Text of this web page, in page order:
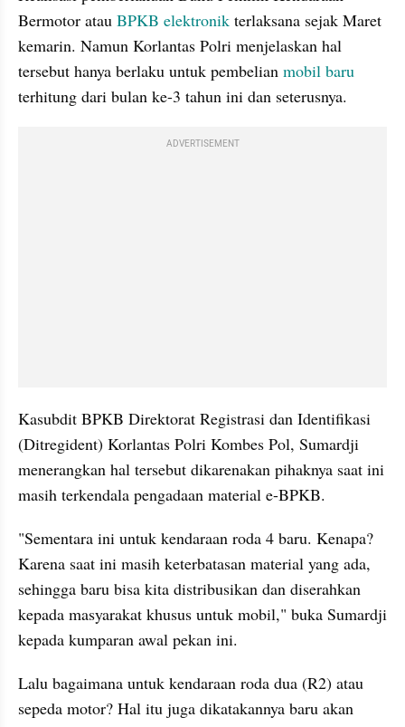
Bermotor atau BPKB elektronik terlaksana sejak Maret
kemarin. Namun Korlantas Polri menjelaskan hal
tersebut hanya berlaku untuk pembelian
terhitung dari bulan ke-3 tahun ini dan seterusnya.
ADVERTISEMENT
Kasubdit BPKB Direktorat Registrasi dan Identifikasi
(Ditregident) Korlantas Polri Kombes Pol, Sumardji
menerangkan hal tersebut dikarenakan pihaknya saat ini
masih terkendala pengadaan material e-BPKB.
"Sementara ini untuk kendaraan roda 4 baru. Kenapa?
Karena saat ini masih keterbatasan material yang ada,
sehingga baru bisa kita distribusikan dan diserahkan
kepada masyarakat khusus untuk mobil," buka Sumardji
kepada kumparan awal pekan ini.
Lalu bagaimana untuk kendaraan roda dua (R2) atau
sepeda motor? Hal itu juga dikatakannya baru akan